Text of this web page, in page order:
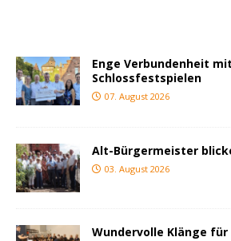
Enge Verbundenheit
Schlossfestspielen
07. August 2026
Alt-Bürgermeister
03. August 2026
Wundervolle Klänge